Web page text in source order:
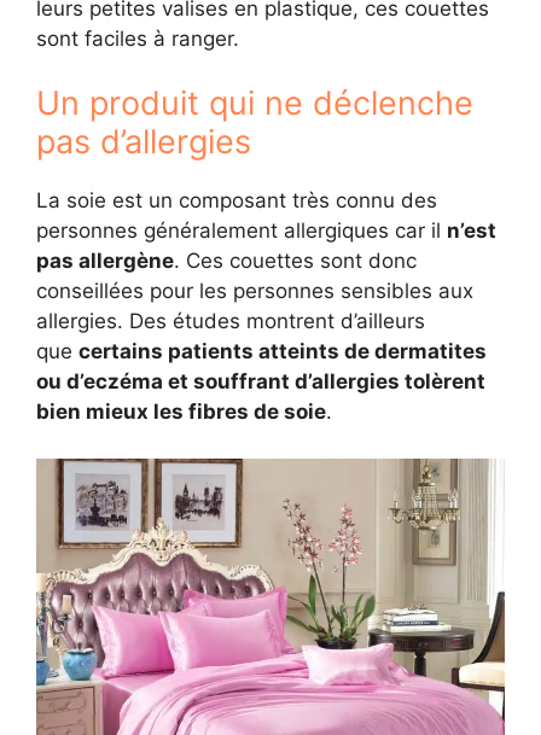
leurs petites valises en plastique, ces couettes
sont faciles à ranger.
Un produit qui ne déclenche
pas d’allergies
La soie est un composant très connu des
personnes généralement allergiques car il n’est
pas allergène. Ces couettes sont donc
conseillées pour les personnes sensibles aux
allergies. Des études montrent d’ailleurs
que certains patients atteints de dermatites
ou d’eczéma et souffrant d’allergies tolèrent
bien mieux les fibres de soie.